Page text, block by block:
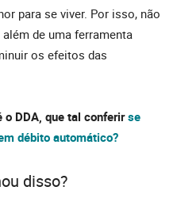
para se viver. Por isso, não
de uma ferramenta
os efeitos das
o DDA, que tal conferirse
débito automático?
disso?